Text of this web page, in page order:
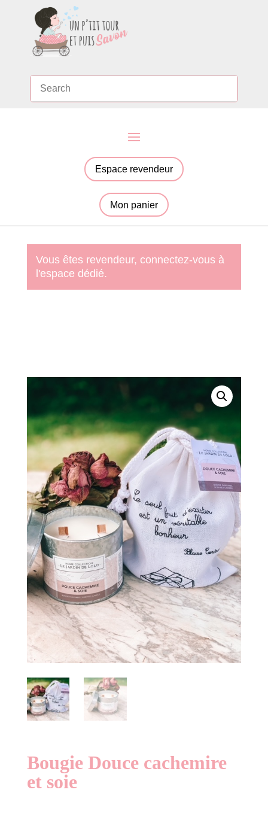
Espace revendeur
Mon panier
Vous êtes revendeur, connectez-vous à
l'espace dédié.
Bougie Douce cachemire
et soie